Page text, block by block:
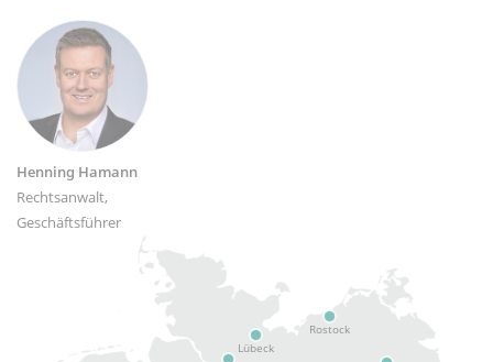
Henning Hamann
Rechtsanwalt,
Geschäftsführer
Lübeck
Rostock